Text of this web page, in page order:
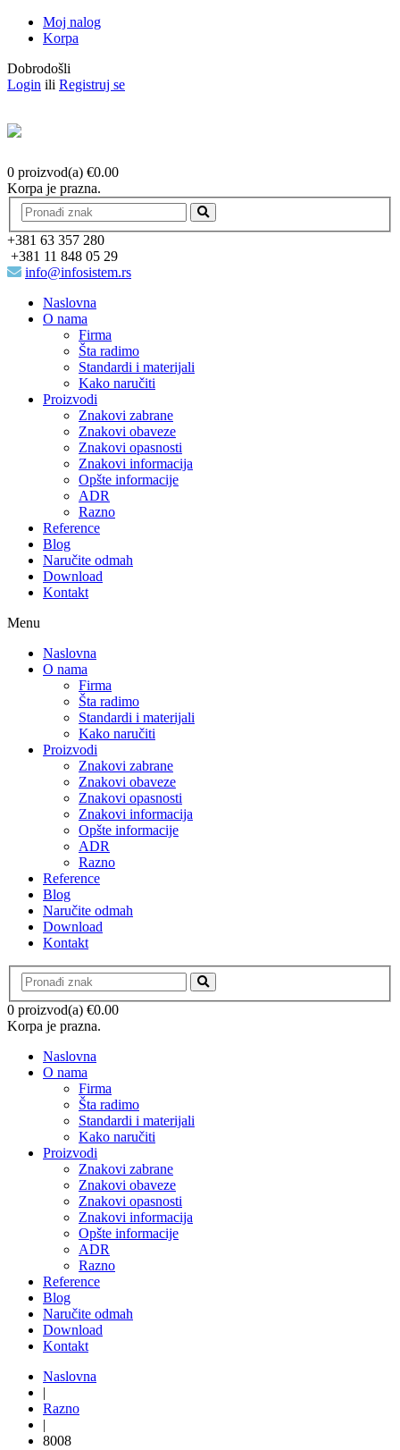
Moj nalog
Korpa
Dobrodošli
Login ili Registruj se
0 proizvod(a) €0.00
Korpa je prazna.
+381 63 357 280
+381 11 848 05 29
info@infosistem.rs
Naslovna
O nama
Firma
Šta radimo
Standardi i materijali
Kako naručiti
Proizvodi
Znakovi zabrane
Znakovi obaveze
Znakovi opasnosti
Znakovi informacija
Opšte informacije
ADR
Razno
Reference
Blog
Naručite odmah
Download
Kontakt
Menu
Naslovna
O nama
Firma
Šta radimo
Standardi i materijali
Kako naručiti
Proizvodi
Znakovi zabrane
Znakovi obaveze
Znakovi opasnosti
Znakovi informacija
Opšte informacije
ADR
Razno
Reference
Blog
Naručite odmah
Download
Kontakt
0 proizvod(a) €0.00
Korpa je prazna.
Naslovna
O nama
Firma
Šta radimo
Standardi i materijali
Kako naručiti
Proizvodi
Znakovi zabrane
Znakovi obaveze
Znakovi opasnosti
Znakovi informacija
Opšte informacije
ADR
Razno
Reference
Blog
Naručite odmah
Download
Kontakt
Naslovna
|
Razno
|
8008